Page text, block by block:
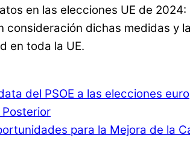
en las elecciones UE de
consideración dichas medidas y
en toda la UE.
del PSOE a las elecciones
para la Mejora de la